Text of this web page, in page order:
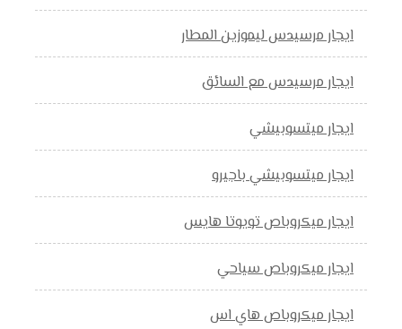
ايجار مرسيدس ليموزين المطار
ايجار مرسيدس مع السائق
ايجار ميتسوبيشي
ايجار ميتسوبيشي باجيرو
ايجار ميكروباص تويوتا هايس
ايجار ميكروباص سياحي
ايجار ميكروباص هاي اس